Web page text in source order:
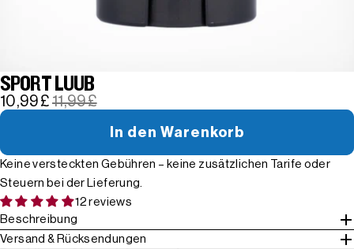
SPORT LUUB
10,99 £ 11,99 £
In den Warenkorb
Keine versteckten Gebühren – keine zusätzlichen Tarife oder
Steuern bei der Lieferung.
12 reviews
Beschreibung
Versand & Rücksendungen